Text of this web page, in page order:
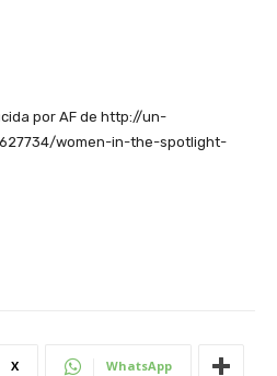
por AF de http://un-
women-in-the-spotlight-
X WhatsApp